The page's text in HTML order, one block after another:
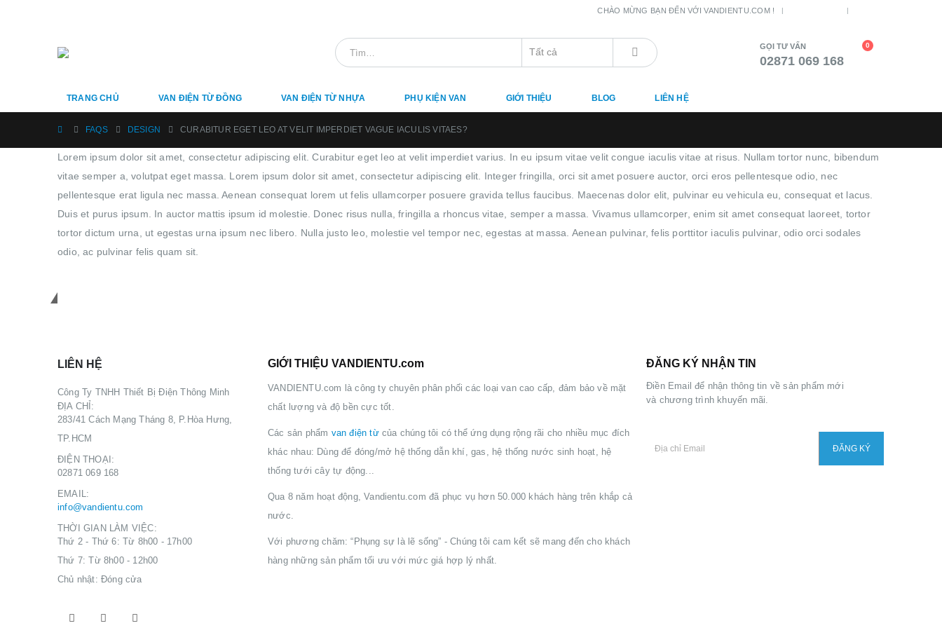
CHÀO MỪNG BẠN ĐẾN VỚI VANDIENTU.COM ! |
GỌI TƯ VẤN
02871 069 168
0
TRANG CHỦ VAN ĐIỆN TỪ ĐỒNG VAN ĐIỆN TỪ NHỰA PHỤ KIỆN VAN GIỚI THIỆU BLOG LIÊN HỆ
FAQS DESIGN CURABITUR EGET LEO AT VELIT IMPERDIET VAGUE IACULIS VITAES?
Lorem ipsum dolor sit amet, consectetur adipiscing elit. Curabitur eget leo at velit imperdiet varius. In eu ipsum vitae velit congue iaculis vitae at risus. Nullam tortor nunc, bibendum
vitae semper a, volutpat eget massa. Lorem ipsum dolor sit amet, consectetur adipiscing elit. Integer fringilla, orci sit amet posuere auctor, orci eros pellentesque odio, nec
pellentesque erat ligula nec massa. Aenean consequat lorem ut felis ullamcorper posuere gravida tellus faucibus. Maecenas dolor elit, pulvinar eu vehicula eu, consequat et lacus.
Duis et purus ipsum. In auctor mattis ipsum id molestie. Donec risus nulla, fringilla a rhoncus vitae, semper a massa. Vivamus ullamcorper, enim sit amet consequat laoreet, tortor
tortor dictum urna, ut egestas urna ipsum nec libero. Nulla justo leo, molestie vel tempor nec, egestas at massa. Aenean pulvinar, felis porttitor iaculis pulvinar, odio orci sodales
odio, ac pulvinar felis quam sit.
LIÊN HỆ
Công Ty TNHH Thiết Bị Điện Thông Minh
ĐỊA CHỈ:
283/41 Cách Mạng Tháng 8, P.Hòa Hưng,
TP.HCM
ĐIỆN THOẠI:
02871 069 168
EMAIL:
info@vandientu.com
THỜI GIAN LÀM VIỆC:
Thứ 2 - Thứ 6: Từ 8h00 - 17h00
Thứ 7: Từ 8h00 - 12h00
Chủ nhật: Đóng cửa
GIỚI THIỆU VANDIENTU.com
VANDIENTU.com là công ty chuyên phân phối các loại van cao cấp, đảm bảo về mặt
chất lượng và độ bền cực tốt.
Các sản phẩm van điện từcủa chúng tôi có thể ứng dụng rộng rãi cho nhiều mục đích
khác nhau: Dùng để đóng/mở hệ thống dẫn khí, gas, hệ thống nước sinh hoạt, hệ
thống tưới cây tự động...
Qua 8 năm hoạt động, Vandientu.com đã phục vụ hơn 50.000 khách hàng trên khắp cả
nước.
Với phương chăm: “Phụng sự là lẽ sống” - Chúng tôi cam kết sẽ mang đến cho khách
hàng những sản phẩm tối ưu với mức giá hợp lý nhất.
ĐĂNG KÝ NHẬN TIN
Điền Email để nhận thông tin về sản phẩm mới
và chương trình khuyến mãi.